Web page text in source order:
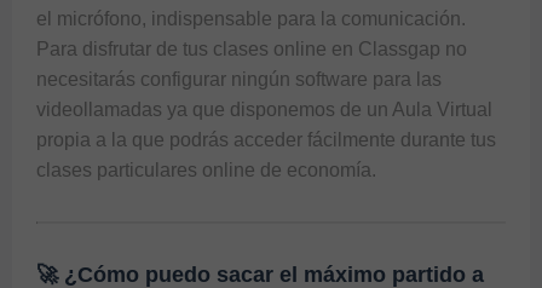
el micrófono, indispensable para la comunicación.
Para disfrutar de tus clases online en Classgap no
necesitarás configurar ningún software para las
videollamadas ya que disponemos de un Aula Virtual
clases particulares online de economía.
🚀 ¿Cómo puedo sacar el máximo partido a